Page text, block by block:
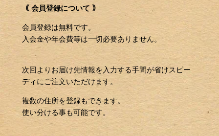
｟ 会員登録について ｠
会員登録は無料です。
入会金や年会費等は一切必要ありません。
次回よりお届け先情報を入力する手間が省けスピー
ディにご注文いただけます。
複数の住所を登録もできます。
使い分ける事も可能です。